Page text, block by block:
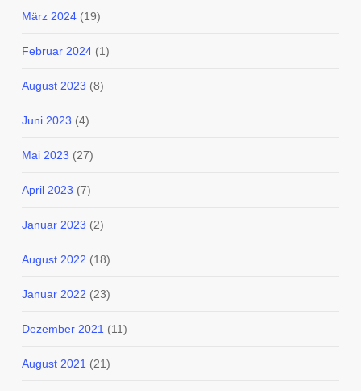
März 2024(19)
Februar 2024(1)
August 2023 (8)
Juni 2023 (4)
Mai 2023 (27)
April 2023 (7)
Januar 2023 (2)
August 2022 (18)
Januar 2022 (23)
Dezember 2021 (11)
August 2021 (21)